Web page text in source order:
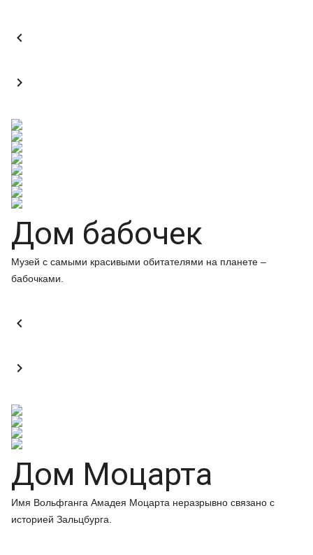


Дом бабочек
Музей с самыми красивыми обитателями на планете –
бабочками.


Дом Моцарта
Имя Вольфганга Амадея Моцарта неразрывно связано с
историей Зальцбурга.